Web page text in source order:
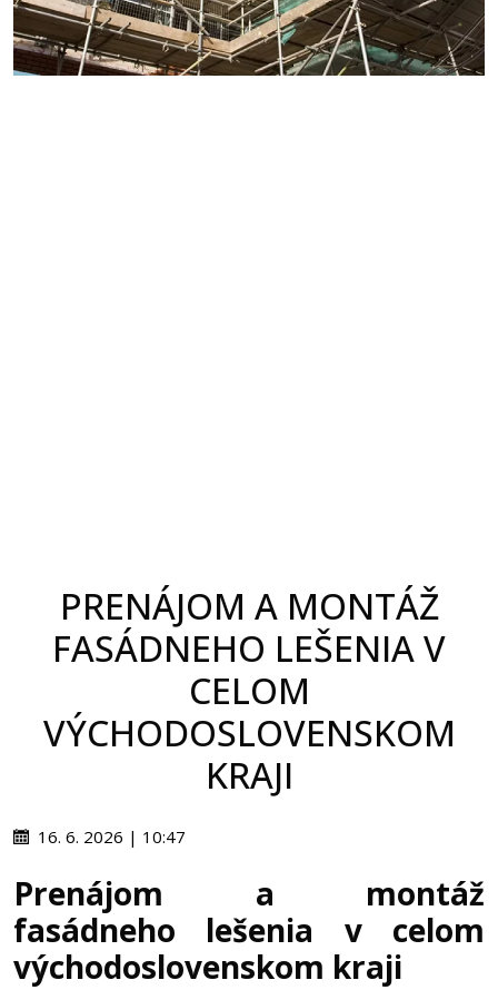
PRENÁJOM A MONTÁŽ
FASÁDNEHO LEŠENIA V
CELOM
VÝCHODOSLOVENSKOM
KRAJI
16. 6. 2026 | 10:47
Prenájom a montáž
fasádneho lešenia v celom
východoslovenskom kraji